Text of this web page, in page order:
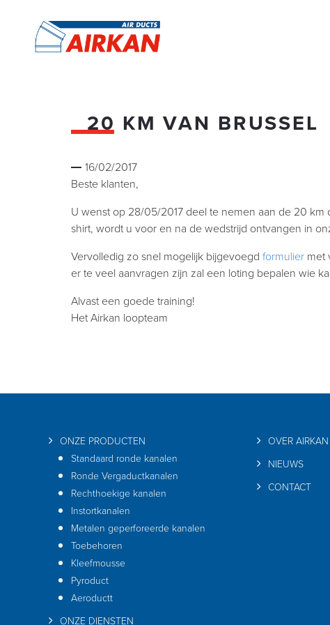
20 KM VAN BRUSSEL
16/02/2017
Beste klanten,
U wenst op 28/05/2017 deel te nemen aan de 20
shirt, wordt u voor en na de wedstrijd ontvangen in
Vervolledig zo snel mogelijk bijgevoegd formulier met
er te veel aanvragen zijn zal een loting bepalen wie
Alvast een goede training!
Het Airkan loopteam
ONZE PRODUCTEN
Standaard ronde kanalen
Ronde Vergaductkanalen
Rechthoekige kanalen
Instortkanalen
Metalen geperforeerde kanalen
Toebehoren
Kleefmousse
Pyroduct
Aeroductt
ONZE DIENSTEN
OVER AIRKAN
NIEUWS
CONTACT